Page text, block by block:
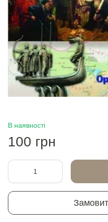
В наявності
100 грн